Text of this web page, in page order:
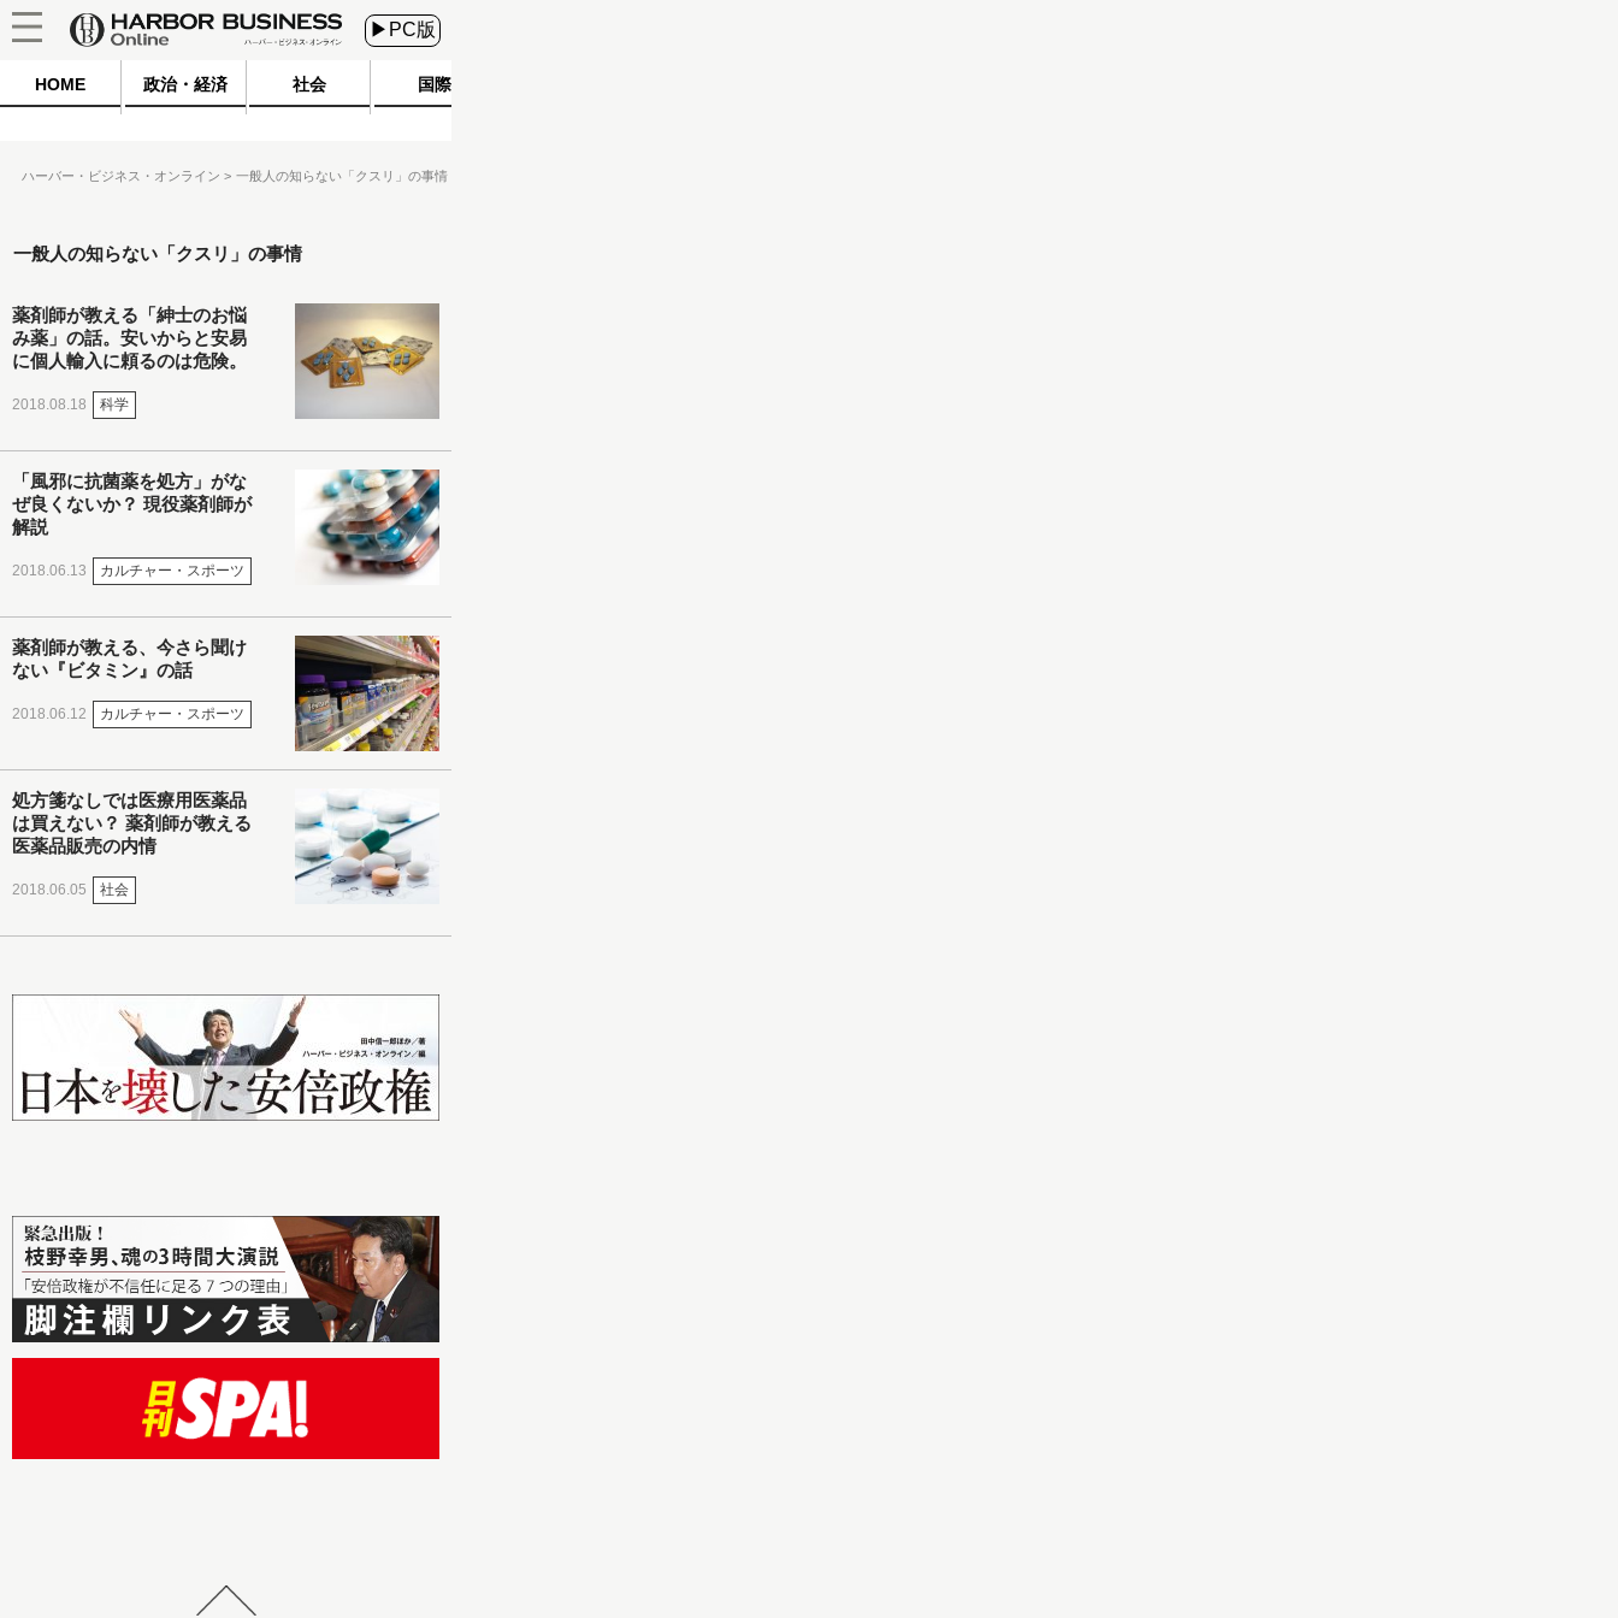
▶PC版
HOME 政治・経済 社会 国際
ハーバー・ビジネス・オンライン 一般人の知らない「クスリ」の事情
一般人の知らない「クスリ」の事情
薬剤師が教える「紳士のお悩
み薬」の話。安いからと安易
に個人輸入に頼るのは危険。
2018.08.18 科学
「風邪に抗菌薬を処方」がな
ぜ良くないか？ 現役薬剤師が
解説
2018.06.13 カルチャー・スポーツ
薬剤師が教える、今さら聞け
ない『ビタミン』の話
2018.06.12 カルチャー・スポーツ
処方箋なしでは医療用医薬品
は買えない？ 薬剤師が教える
医薬品販売の内情
2018.06.05 社会